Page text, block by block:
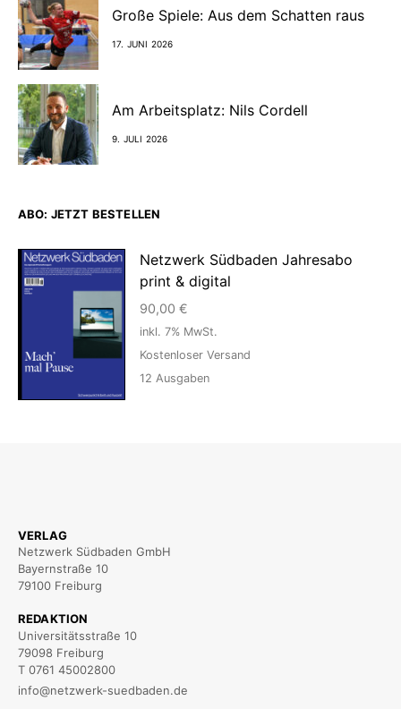
Große Spiele: Aus dem Schatten raus
17. JUNI 2026
Am Arbeitsplatz: Nils Cordell
9. JULI 2026
ABO: JETZT BESTELLEN
Netzwerk Südbaden Jahresabo
print & digital
90,00 €
inkl. 7% MwSt.
Kostenloser Versand
12 Ausgaben
VERLAG
Netzwerk Südbaden GmbH
Bayernstraße 10
79100 Freiburg
REDAKTION
Universitätsstraße 10
79098 Freiburg
T 0761 45002800
info@netzwerk-suedbaden.de